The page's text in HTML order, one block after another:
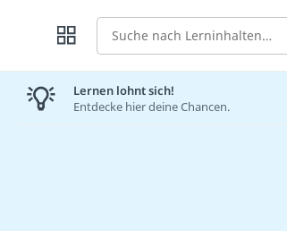
Suche
Lernen lohnt sich!
Entdecke hier deine Chancen.